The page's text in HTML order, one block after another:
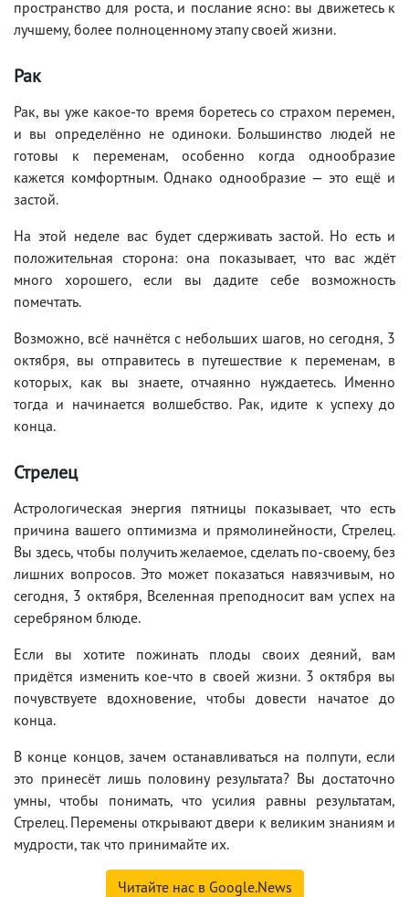
пространство для роста, и послание ясно: вы движетесь к
лучшему, более полноценному этапу своей жизни.
Рак
Рак, вы уже какое-то время боретесь со страхом перемен,
и вы определённо не одиноки. Большинство людей не
готовы к переменам, особенно когда однообразие
кажется комфортным. Однако однообразие — это ещё и
застой.
На этой неделе вас будет сдерживать застой. Но есть и
положительная сторона: она показывает, что вас ждёт
много хорошего, если вы дадите себе возможность
помечтать.
Возможно, всё начнётся с небольших шагов, но сегодня, 3
октября, вы отправитесь в путешествие к переменам, в
которых, как вы знаете, отчаянно нуждаетесь. Именно
тогда и начинается волшебство. Рак, идите к успеху до
конца.
Стрелец
Астрологическая энергия пятницы показывает, что есть
причина вашего оптимизма и прямолинейности, Стрелец.
Вы здесь, чтобы получить желаемое, сделать по-своему, без
лишних вопросов. Это может показаться навязчивым, но
сегодня, 3 октября, Вселенная преподносит вам успех на
серебряном блюде.
Если вы хотите пожинать плоды своих деяний, вам
придётся изменить кое-что в своей жизни. 3 октября вы
почувствуете вдохновение, чтобы довести начатое до
конца.
В конце концов, зачем останавливаться на полпути, если
это принесёт лишь половину результата? Вы достаточно
умны, чтобы понимать, что усилия равны результатам,
Стрелец. Перемены открывают двери к великим знаниям и
мудрости, так что принимайте их.
Читайте нас в Google.News